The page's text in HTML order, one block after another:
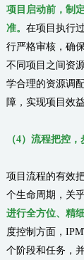
项目启动前，制
准。 在项目执行
行严格审核，确
不同项目之间资
学合理的资源调
障，实现项目效
（4） 流程把控，
项目流程的有效
个生命周期，关
进行全方位、精
度控制方面，
个阶段和任务，